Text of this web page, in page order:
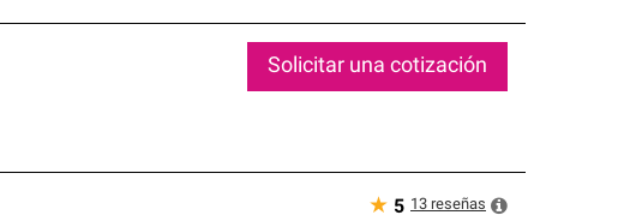
Solicitar una cotización
★ 5 13 reseñas